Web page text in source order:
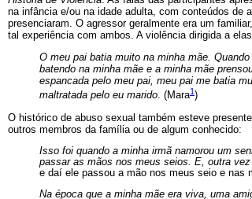
na infância e/ou na idade adulta, com conteúdos de
presenciaram. O agressor geralmente era um
tal experiência com ambos. A violência dirigida a
O meu pai batia muito na minha mãe.
batendo na minha mãe e a minha mãe
espancada pelo meu pai, meu pai me batia
maltratada pelo eu marido. (Mara1)
O histórico de abuso sexual também esteve
outros membros da família ou de algum conhecido:
Isso foi quando a minha irmã namorou um
passar as mãos nos meus seios. E, outra
e daí ele passou a mão nos meus seio e nas
Na época que a minha mãe era viva, uma